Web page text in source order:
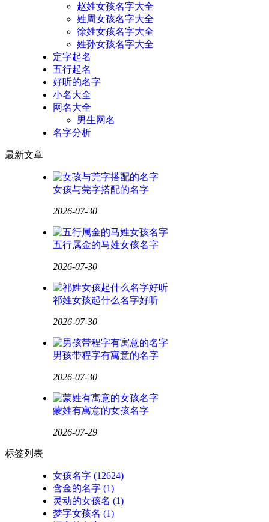
赵姓女孩名字大全
姓周女孩名字大全
徐姓女孩名字大全
姓孙女孩名字大全
定字起名
五行起名
好听的名字
小名大全
网名大全
男生网名
名字分析
最新文章
女孩与莞字搭配的名字
2026-07-30
五行属金的马姓女孩名字
2026-07-30
祁姓女孩起什么名字好听
2026-07-30
男孩带程字有寓意的名字
2026-07-30
蒙姓有寓意的女孩名字
2026-07-29
标签列表
女孩名字 (12624)
含金的名字 (1)
灵动的女孩名 (1)
梦字女孩名 (1)